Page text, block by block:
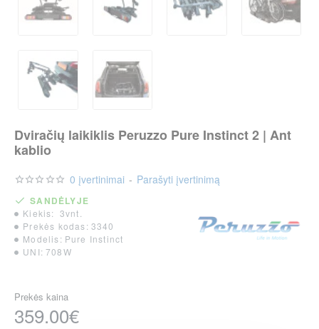
Dviračių laikiklis Peruzzo Pure Instinct 2 | Ant
kablio
SANDĖLYJE
Kiekis: 3vnt.
Prekės kodas: 3340
Modelis: Pure Instinct
UNI: 708W
0 įvertinimai - Parašyti įvertinimą
Prekės kaina
359.00€